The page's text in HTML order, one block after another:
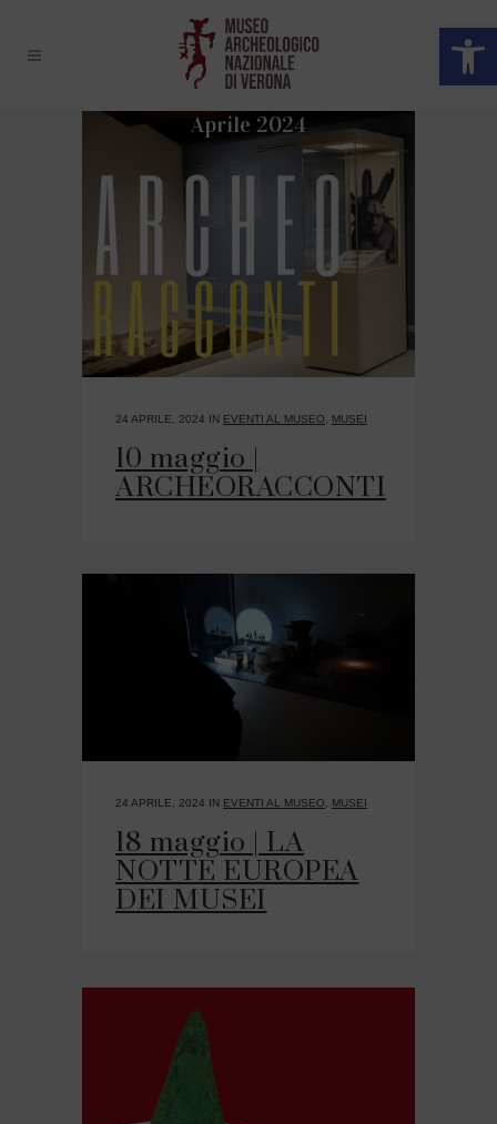
Aprile 2024
24 APRILE, 2024 IN EVENTI AL MUSEO MUSEI
10 maggio |
ARCHEORACCONTI
24 APRILE, 2024 IN EVENTI AL MUSEO, MUSEI
18 maggio | LA
NOTTE EUROPEA
DEI MUSEI